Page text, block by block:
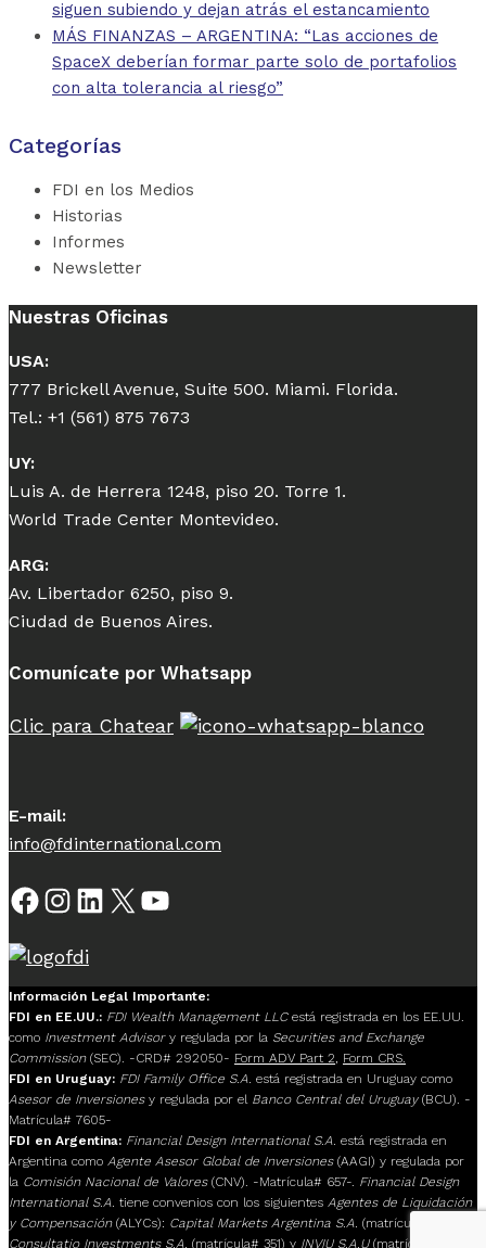
siguen subiendo y dejan atrás el estancamiento
MÁS FINANZAS – ARGENTINA: “Las acciones de
SpaceX deberían formar parte solo de portafolios
con alta tolerancia al riesgo”
Categorías
FDI en los Medios
Historias
Informes
Newsletter
Nuestras Oficinas
USA:
777 Brickell Avenue, Suite 500. Miami. Florida.
Tel.: +1 (561) 875 7673
UY:
Luis A. de Herrera 1248, piso 20. Torre 1.
World Trade Center Montevideo.
ARG:
Av. Libertador 6250, piso 9.
Ciudad de Buenos Aires.
Comunícate por Whatsapp
Clic para Chatear
E-mail:
info@fdinternational.com
Facebook
Instagram
LinkedIn
X YouTube
Información Legal Importante:
FDI en EE.UU.: FDI Wealth Management LLCestá registrada en los EE.UU.
como Investment Advisory regulada por la Securities and Exchange
Commission(SEC). -CRD# 292050- Form ADV Part 2, Form CRS.
FDI en Uruguay: FDI Family Office S.A. está registrada en Uruguay como
Asesor de Inversionesy regulada por el Banco Central del Uruguay(BCU). -
Matrícula# 7605-
FDI en Argentina: Financial Design International S.A. está registrada en
Argentina como Agente Asesor Global de Inversiones(AAGI) y regulada por
la Comisión Nacional de Valores(CNV). -Matrícula# 657-. Financial Design
International S.A. tiene convenios con los siguientes Agentes de Liquidación
y Compensación(ALYCs): Capital Markets Argentina S.A. (matrícula# 117),
Consultatio Investments S.A. (matrícula# 351) y INVIU S.A.U(matrícula# 205).